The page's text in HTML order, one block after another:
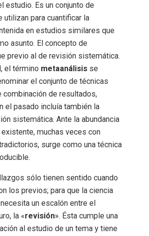
estudio. Es un conjunto de
utilizan para cuantificar la
en estudios similares que
asunto. El concepto de
previo al de revisión sistemática.
el término metaanálisis se
el conjunto de técnicas
de resultados,
el pasado incluía también la
sistemática. Ante la abundancia
muchas veces con
surge como una técnica
sólo tienen sentido cuando
los previos; para que la ciencia
un escalón entre el
la «revisión». Ésta cumple una
al estudio de un tema y tiene